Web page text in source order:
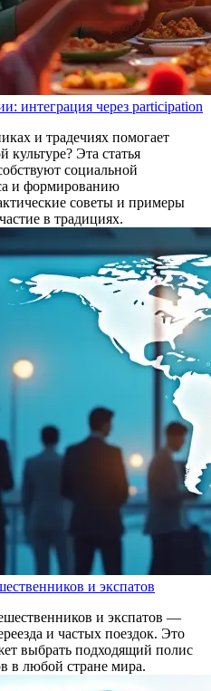
интеграция через participation
и традечиях помогает
культуре? Эта статья
социальной
и формированию
советы и примеры
в традициях.
и экспатов
и экспатов —
и частых поездок. Это
выбрать подходящий полис
в любой стране мира.